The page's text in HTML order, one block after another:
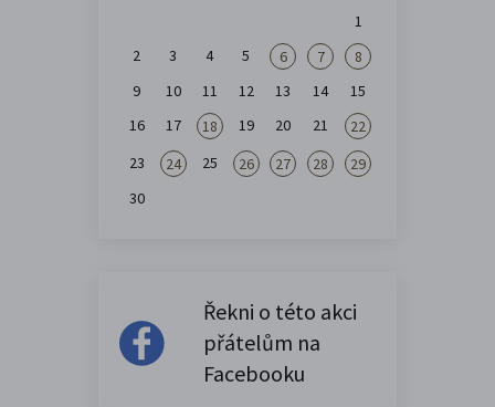
1
2
3 4 5 6 7
8
9
10 11 12 13 14
15
16
17 18 19 20 21
22
23
24 25 26 27 28
29
30
Řekni o této akci
přátelům na
Facebooku